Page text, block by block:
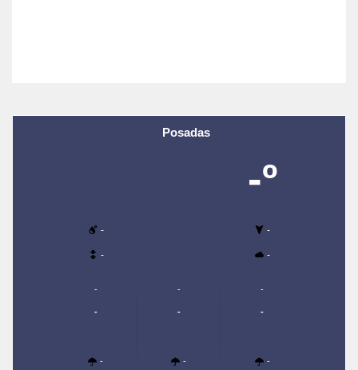
Posadas
-º
- -
- -
-
-
-
-
-
-
-
-
-